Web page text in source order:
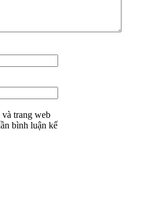
trang web
bình luận kế